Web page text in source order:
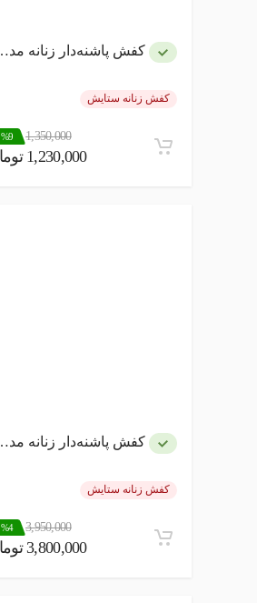
کفش پاشنه‌دار زنانه مدل اکوما
کفش زنانه ستایش
1,350,000
%9
1,230,000 تومان
کفش پاشنه‌دار زنانه مدل عروس بهار
کفش زنانه ستایش
3,950,000
%4
3,800,000 تومان